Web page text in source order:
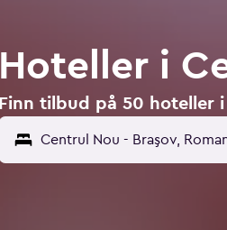
Hoteller i
Finn tilbud på 50 hoteller